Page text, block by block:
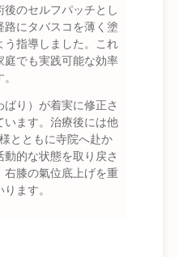
のセルフパッチとし
路にタバスコを薄く塗
う指導しました。これ
庭でも実践可能な効率
り）が着実に修正さ
います。治療後には他
とともに寺院へ赴か
的な状態を取り戻さ
右膝の氣位底上げを重
ます。